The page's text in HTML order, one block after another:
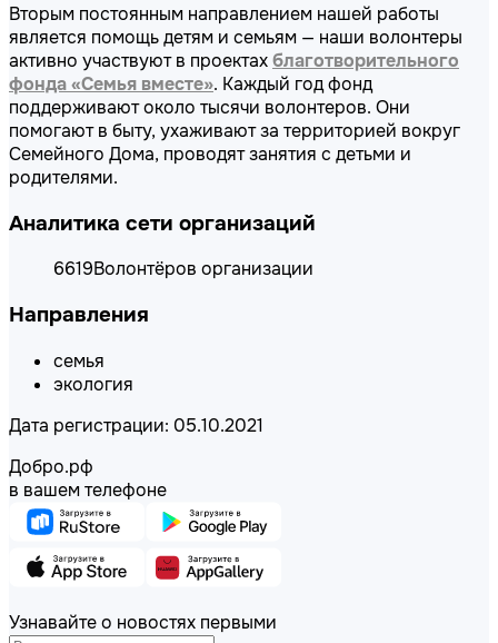
Вторым постоянным направлением нашей работы
является помощь детям и семьям — наши волонтеры
активно участвуют в проектахблаготворительного
фонда «Семья вместе». Каждый год фонд
поддерживают около тысячи волонтеров. Они
помогают в быту, ухаживаютза территорией вокруг
Семейного Дома, проводят занятия с детьми и
родителями.
Аналитика сети организаций
6619Волонтёров организации
Направления
семья
экология
Дата регистрации: 05.10.2021
Добро.рф
в вашем телефоне
Узнавайте о новостях первыми